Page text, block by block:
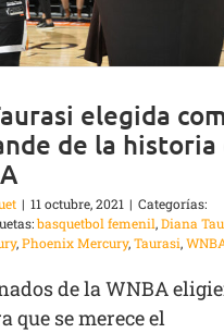
elegida
de la historia
| 11 octubre, 2021 | Categorías:
basquetbol femenil,Diana
,Phoenix Mercury,Taurasi,
de la WNBA
que se merece el